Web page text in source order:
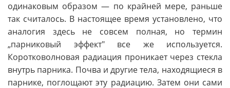
одинаковым образом — по крайней мере, раньше
так считалось. В настоящее время установлено, что
аналогия здесь не совсем полная, но термин
„парниковый эффект" все же используется.
Коротковолновая радиация проникает через стекла
внутрь парника. Почва и другие тела, находящиеся в
парнике, поглощают эту радиацию. Затем они сами